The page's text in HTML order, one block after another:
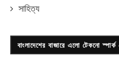
সাহিত্য
বাংলাদেশের বাজারে এলো টেকনো